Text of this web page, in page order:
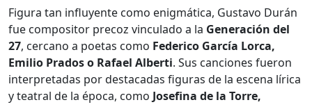
Figura tan influyente como enigmática, Gustavo Durán
fue compositor precoz vinculado a la Generación del
27, cercano a poetas como Federico García Lorca,
Emilio Prados o Rafael Alberti. Sus canciones fueron
interpretadas por destacadas figuras de la escena lírica
y teatral de la época, como Josefina de la Torre,